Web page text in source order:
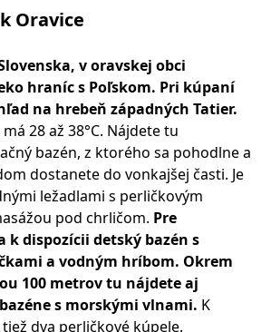
Oravice
v oravskej obci
hraníc s Poľskom. Pri kúpaní
na hrebeň západných Tatier.
28 až 38°C. Nájdete tu
bazén, z ktorého sa pohodlne a
dostanete do vonkajšej časti. Je
ležadlami s perličkovým
pod chrličom. Pre
k dispozícii detský bazén s
a vodným hríbom. Okrem
100 metrov tu nájdete aj
s morskými vlnami. K
dva perličkové kúpele.